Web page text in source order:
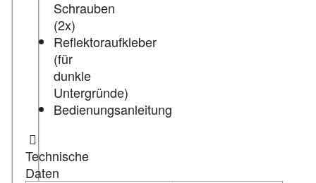
Schrauben
(2x)
Reflektoraufkleber
(für
dunkle
Untergründe)
Bedienungsanleitung
Technische
Daten